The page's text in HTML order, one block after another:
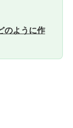
のように作